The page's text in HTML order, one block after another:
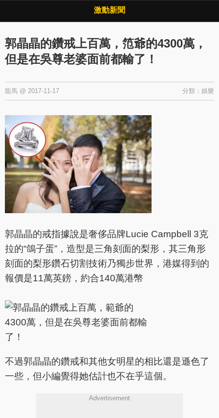
激動新聞
郭晶晶的鑽戒上百萬，笵爺的4300萬，
但是在吳尊老婆面前都輸了！
分類： 娛樂
龍馬 @ 2017-11-17
郭晶晶的戒指據說是奢侈品牌Lucie Campbell 3克
拉的“鴿子蛋”，造型是三角刻面的梨形，其三角形
刻面的梨形鑽石切割技術乃獨步世界，港媒得到的
報價是11萬英鎊，約合140萬港幣
不過郭晶晶的鑽戒和其他女明星的相比還是遜色了
一些，但小編覺得她估計也不在乎這個。
Advertisement
Copyright © 2026 ·激動新聞